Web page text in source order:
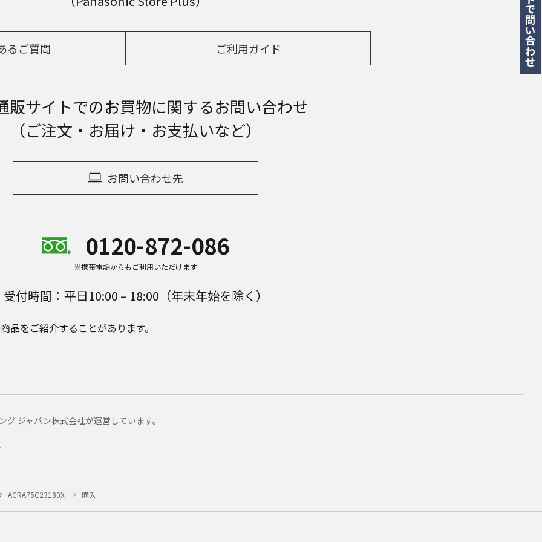
るご質問 ご利用ガイド
販サイトでのお買物に関するお問い合わせ
（ご注文・お届け・お支払いなど）
お問い合わせ先
0120-872-086
※携帯電話からもご利用いただけます
受付時間：平日10:00 – 18:00（年末年始を除く）
品をご紹介することがあります。
ジャパン株式会社が運営しています。
ACRA75C23180X 購入